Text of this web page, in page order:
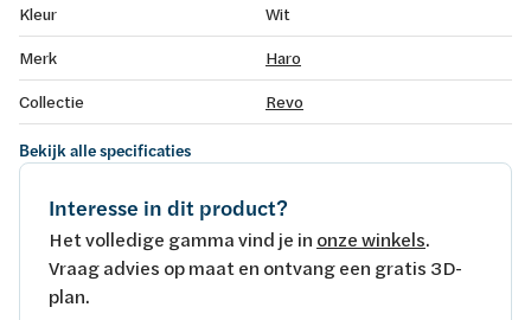
Kleur
Wit
Merk
Haro
Collectie
Revo
Bekijk alle specificaties
Interesse in dit product?
Het volledige gamma vind je in onze winkels.
Vraag advies op maat en ontvang een gratis 3D-
plan.